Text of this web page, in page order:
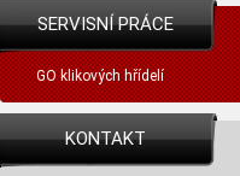
SERVISNÍ PRÁCE
GO klikových hřídelí
KONTAKT